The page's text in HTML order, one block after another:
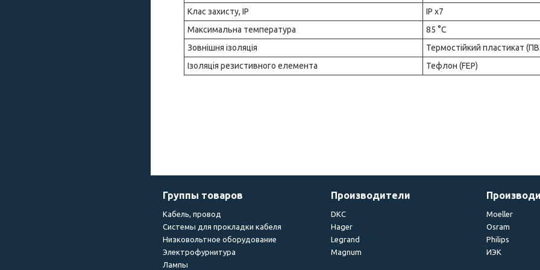
Клас захисту, IP
IP x7
Максимальна температура
85 °С
Зовнішня ізоляція
Термостійкий пластикат
Ізоляція резистивного елемента
Тефлон (FEP)
Группы товаров
Кабель, провод
Системы для прокладки кабеля
Низковольтное оборудование
Электрофурнитура
Лампы
Производители
DKC
Hager
Legrand
Magnum
Moeller
Osram
Philips
ИЭК